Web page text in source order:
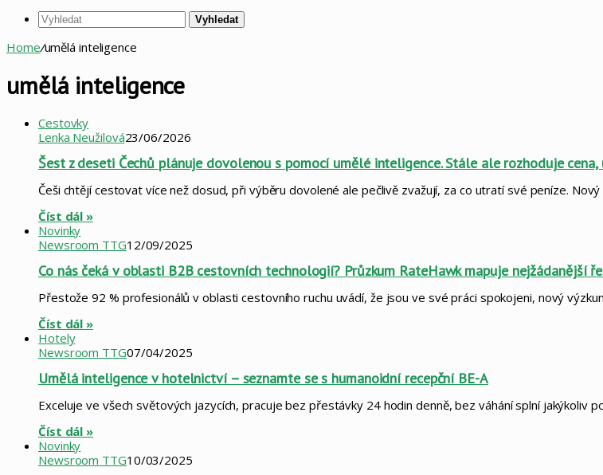
Vyhledat
Home/umělá inteligence
umělá inteligence
Cestovky
Lenka Neužilová23/06/2026
Šest z deseti Čechů plánuje dovolenou s pomocí umělé inteligence. Stále ale rozhoduje cena,
Češi chtějí cestovat více než dosud, při výběru dovolené ale pečlivě zvažují, za co utratí své peníze.
Číst dál »
Novinky
Newsroom TTG12/09/2025
Co nás čeká v oblasti B2B cestovních technologií? Průzkum RateHawk mapuje nejžádanější
Přestože 92 % profesionálů v oblasti cestovního ruchu uvádí, že jsou ve své práci spokojeni, nový
Číst dál »
Hotely
Newsroom TTG07/04/2025
Umělá inteligence v hotelnictví – seznamte se s humanoidní recepční BE-A
Exceluje ve všech světových jazycích, pracuje bez přestávky 24 hodin denně, bez váhání splní jakýkoliv
Číst dál »
Novinky
Newsroom TTG10/03/2025